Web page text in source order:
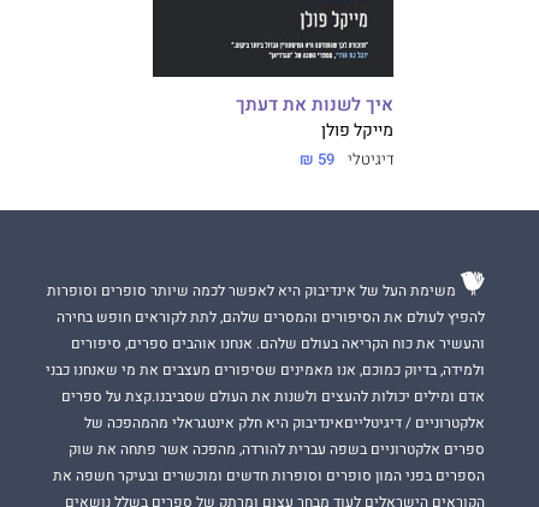
איך לשנות את דעתך
מייקל פולן
דיגיטלי 59 ₪
משימת העל של אינדיבוק היא לאפשר לכמה שיותר סופרים וסופרות
להפיץ לעולם את הסיפורים והמסרים שלהם, לתת לקוראים חופש בחירה
והעשיר את כוח הקריאה בעולם שלהם. אנחנו אוהבים ספרים, סיפורים
ולמידה, בדיוק כמוכם, אנו מאמינים שסיפורים מעצבים את מי שאנחנו כבני
אדם ומילים יכולות להעצים ולשנות את העולם שסביבנו.קצת על ספרים
אלקטרוניים / דיגיטלייםאינדיבוק היא חלק אינטגראלי מהמהפכה של
ספרים אלקטרוניים בשפה עברית להורדה, מהפכה אשר פתחה את שוק
הספרים בפני המון סופרים וסופרות חדשים ומוכשרים ובעיקר חשפה את
הקוראים הישראלים לעוד מבחר עצום ומרתק של ספרים בשלל נושאים